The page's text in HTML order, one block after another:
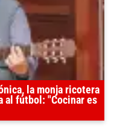
la monja ricotera
al fútbol: "Cocinar es